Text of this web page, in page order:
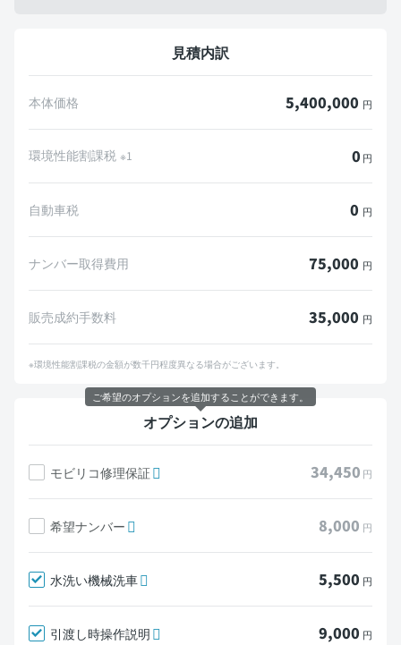
見積内訳
本体価格 5,400,000 円
環境性能割課税 ※1 0 円
自動車税 0 円
ナンバー取得費用 75,000 円
販売成約手数料 35,000 円
※環境性能割課税の金額が数千円程度異なる場合がございます。
オプションの追加
モビリコ修理保証 34,450 円
希望ナンバー 8,000 円
水洗い機械洗車 5,500 円
引渡し時操作説明 9,000 円
ご希望のオプションを追加することができます。